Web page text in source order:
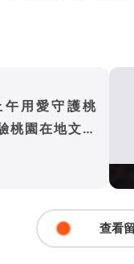
用愛守護桃
園在地文化
查看